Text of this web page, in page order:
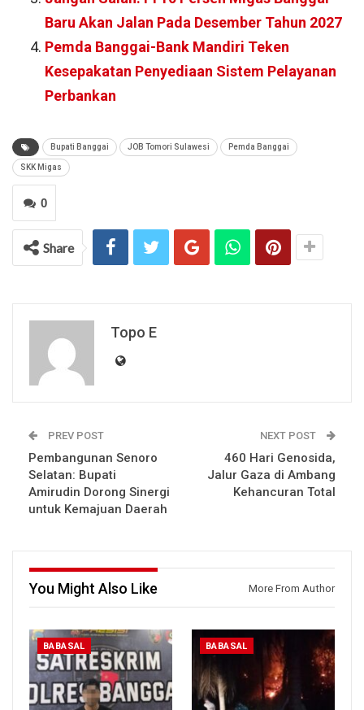
Baru Akan Jalan Pada Desember Tahun 2027
Pemda Banggai-Bank Mandiri Teken
Kesepakatan Penyediaan Sistem Pelayanan
Perbankan
Bupati Banggai JOB Tomori Sulawesi Pemda Banggai
SKK Migas
0
Share
Topo E
PREV POST
Pembangunan Senoro
Selatan: Bupati
Amirudin Dorong Sinergi
untuk Kemajuan Daerah
NEXT POST
460 Hari Genosida,
Jalur Gaza di Ambang
Kehancuran Total
You Might Also Like More From Author
BABASAL BABASAL